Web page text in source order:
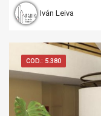
Iván Leiva
COD.: 5.380